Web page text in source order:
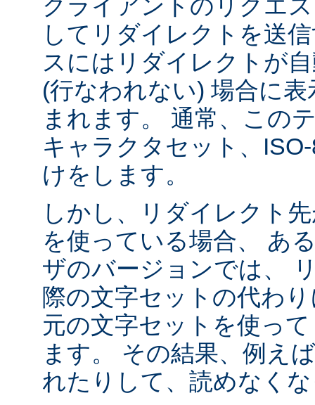
クライアントのリクエ
してリダイレクトを送
スにはリダイレクトが
(行なわれない) 場合に
まれます。 通常、この
キャラクタセット、
けをします。
しかし、リダイレクト
を使っている場合、 あ
ザのバージョンでは、
際の文字セットの代わ
元の文字セットを使っ
ます。 その結果、例え
れたりして、読めなく